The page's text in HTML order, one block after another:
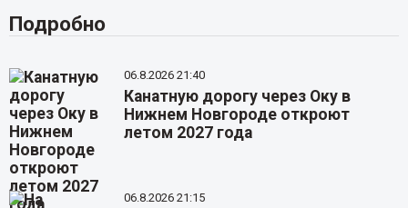
Подробно
06.8.2026 21:40
Канатную дорогу через Оку в
Нижнем Новгороде откроют
летом 2027 года
06.8.2026 21:15